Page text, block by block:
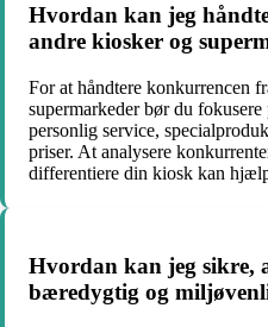
Hvordan kan jeg
andre kiosker og
For at håndtere konkurrencen
supermarkeder bør du
personlig service,
priser. At analysere
differentiere din kiosk kan
Hvordan kan jeg sikre,
bæredygtig og